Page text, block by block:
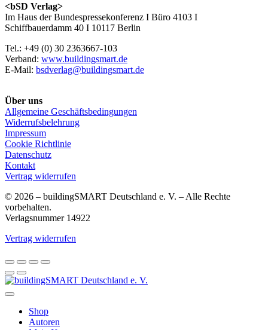
<bSD Verlag>
Im Haus der Bundespressekonferenz I Büro 4103 I
Schiffbauerdamm 40 I 10117 Berlin
Tel.: +49 (0) 30 2363667-103
Verband: www.buildingsmart.de
E-Mail: bsdverlag@buildingsmart.de
Über uns
Allgemeine Geschäftsbedingungen
Widerrufsbelehrung
Impressum
Cookie Richtlinie
Datenschutz
Kontakt
Vertrag widerrufen
© 2026 – buildingSMART Deutschland e. V. – Alle Rechte
vorbehalten.
Verlagsnummer 14922
Vertrag widerrufen
Shop
Autoren